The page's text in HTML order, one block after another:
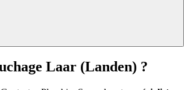
Laar (Landen) ?